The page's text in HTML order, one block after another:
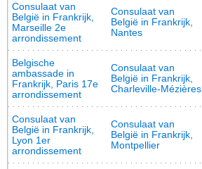
Consulaat van
België in Frankrijk,
Marseille 2e
arrondissement
Consulaat van
België in Frankrijk,
Nantes
Belgische
ambassade in
Frankrijk, Paris 17e
arrondissement
Consulaat van
België in Frankrijk,
Charleville-Mézières
Consulaat van
België in Frankrijk,
Lyon 1er
arrondissement
Consulaat van
België in Frankrijk,
Montpellier